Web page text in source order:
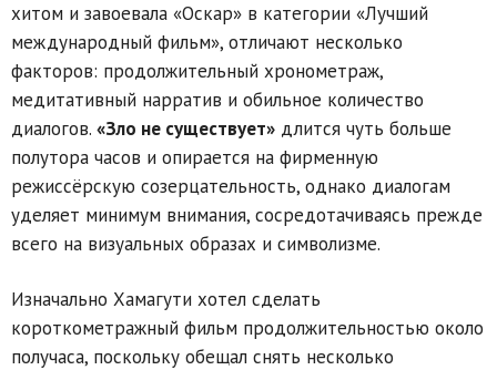
хитом и завоевала «Оскар» в категории «Лучший
международный фильм», отличают несколько
факторов: продолжительный хронометраж,
медитативный нарратив и обильное количество
диалогов. «Зло не существует» длится чуть больше
полутора часов и опирается на фирменную
режиссёрскую созерцательность, однако диалогам
уделяет минимум внимания, сосредотачиваясь прежде
всего на визуальных образах и символизме.
Изначально Хамагути хотел сделать
короткометражный фильм продолжительностью около
получаса, поскольку обещал снять несколько